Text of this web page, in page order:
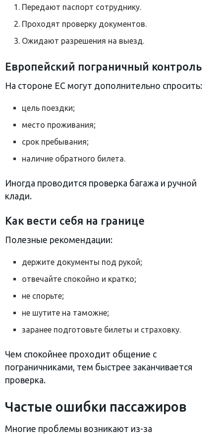
Передают паспорт сотруднику.
Проходят проверку документов.
Ожидают разрешения на выезд.
Европейский пограничный контроль
На стороне ЕС могут дополнительно спросить:
цель поездки;
место проживания;
срок пребывания;
наличие обратного билета.
Иногда проводится проверка багажа и ручной
клади.
Как вести себя на границе
Полезные рекомендации:
держите документы под рукой;
отвечайте спокойно и кратко;
не спорьте;
не шутите на таможне;
заранее подготовьте билеты и страховку.
Чем спокойнее проходит общение с
пограничниками, тем быстрее заканчивается
проверка.
Частые ошибки пассажиров
Многие проблемы возникают из-за